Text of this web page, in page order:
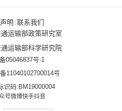
明 | 联系我们
运输部政策研究室
运输部科学研究院
05046837号-1
11040102700014号
识码:BM19000004
号微博快手抖音